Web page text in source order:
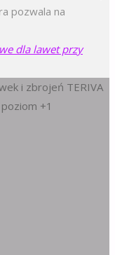
pozwala na
dla lawet przy